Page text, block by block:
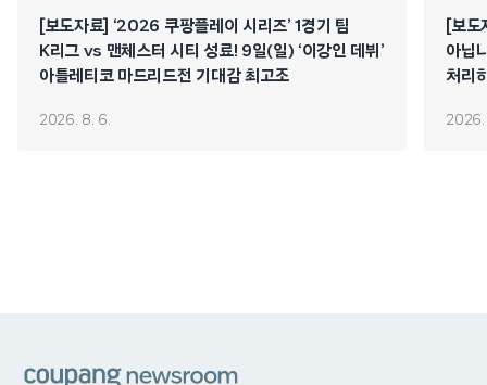
[보도자료] ‘2026 쿠팡플레이 시리즈’ 1경기 팀
K리그 vs 맨체스터 시티 성료! 9일(일) ‘이강인 데뷔’
아틀레티코 마드리드전 기대감 최고조
2026. 8. 6.
[보
아닙
처리
2026.